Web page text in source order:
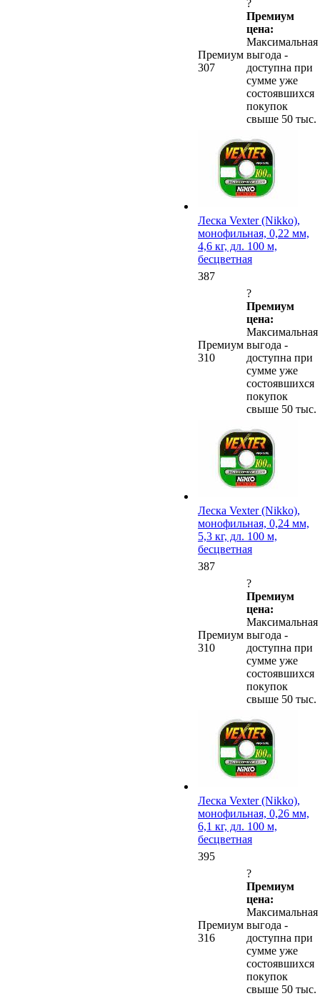
Премиум
307
?
Премиум
цена:
Максимальная
выгода -
доступна при
сумме уже
состоявшихся
покупок
свыше 50 тыс.
Леска Vexter (Nikko),
монофильная, 0,22 мм,
4,6 кг, дл. 100 м,
бесцветная
387
Премиум
310
?
Премиум
цена:
Максимальная
выгода -
доступна при
сумме уже
состоявшихся
покупок
свыше 50 тыс.
Леска Vexter (Nikko),
монофильная, 0,24 мм,
5,3 кг, дл. 100 м,
бесцветная
387
Премиум
310
?
Премиум
цена:
Максимальная
выгода -
доступна при
сумме уже
состоявшихся
покупок
свыше 50 тыс.
Леска Vexter (Nikko),
монофильная, 0,26 мм,
6,1 кг, дл. 100 м,
бесцветная
395
Премиум
316
?
Премиум
цена:
Максимальная
выгода -
доступна при
сумме уже
состоявшихся
покупок
свыше 50 тыс.